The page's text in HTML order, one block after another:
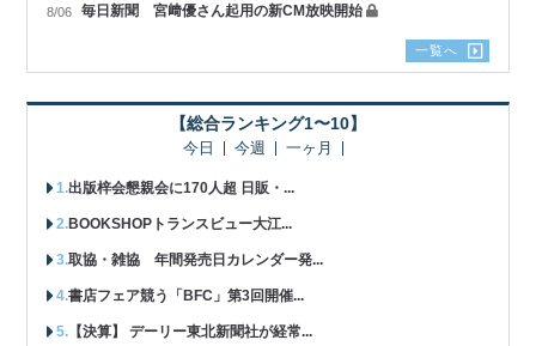
8/06 毎日新聞 宮﨑優さん起用の新CM放映開始
一覧へ
【総合ランキング1〜10】
今日 今週 一ヶ月
出版梓会懇親会に170人超 日販・...
BOOKSHOPトランスビュー大江...
取協・雑協 年間発売日カレンダー発...
書店フェア競う「BFC」第3回開催...
【決算】 デーリー東北新聞社が経常...